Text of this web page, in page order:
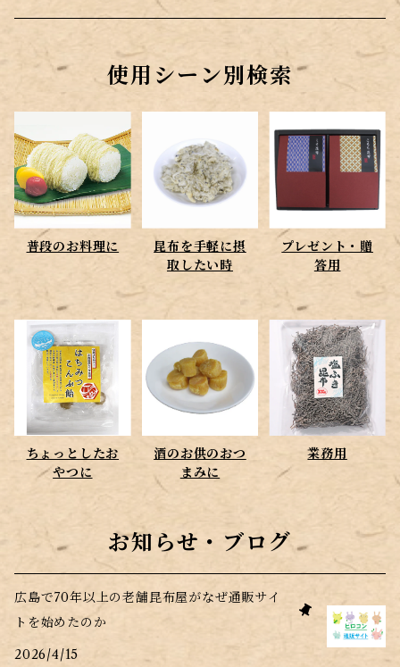
プレゼント・贈答用
ちょっとしたおやつに
使用シーン別検索
普段のお料理に
昆布を手軽に摂
取したい時
プレゼント・贈
答用
ちょっとしたお
やつに
酒のお供のおつ
まみに
業務用
お知らせ・ブログ
広島で70年以上の老舗昆布屋がなぜ通販サイ
トを始めたのか
2026/4/15